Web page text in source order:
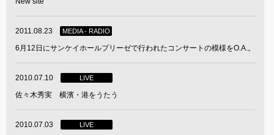
2011.08.23 MEDIA - RADIO
6月12日にサンケイホールプリーゼで行われたコンサートの模様をO.A.。
2010.07.10 LIVE
佐々木秀実 横濱・港をうたう
2010.07.03 LIVE